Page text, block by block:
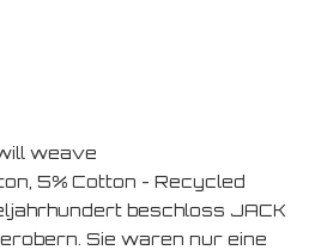
weave
5% Cotton - Recycled
beschloss JACK
Sie waren nur eine